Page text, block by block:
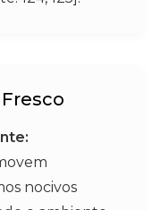
nocivos